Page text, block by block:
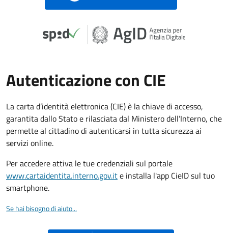
Autenticazione con CIE
La carta d’identità elettronica (CIE) è la chiave di accesso,
garantita dallo Stato e rilasciata dal Ministero dell’Interno, che
permette al cittadino di autenticarsi in tutta sicurezza ai
servizi online.
Per accedere attiva le tue credenziali sul portale
www.cartaidentita.interno.gov.ite installa l'app CieID sul tuo
smartphone.
Se hai bisogno di aiuto...